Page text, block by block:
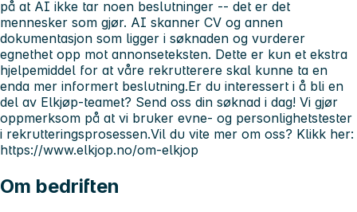
på at AI ikke tar noen beslutninger -- det er det
mennesker som gjør. AI skanner CV og annen
dokumentasjon som ligger i søknaden og vurderer
egnethet opp mot annonseteksten. Dette er kun et ekstra
hjelpemiddel for at våre rekrutterere skal kunne ta en
enda mer informert beslutning.Er du interessert i å bli en
del av Elkjøp-teamet? Send oss din søknad i dag! Vi gjør
oppmerksom på at vi bruker evne- og personlighetstester
i rekrutteringsprosessen.Vil du vite mer om oss? Klikk her:
https://www.elkjop.no/om-elkjop
Om bedriften